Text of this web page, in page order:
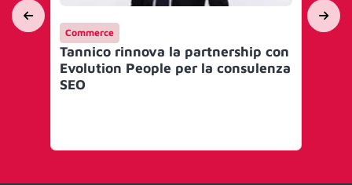
Commerce
Tannico rinnova la partnership con
Evolution People per la consulenza
SEO